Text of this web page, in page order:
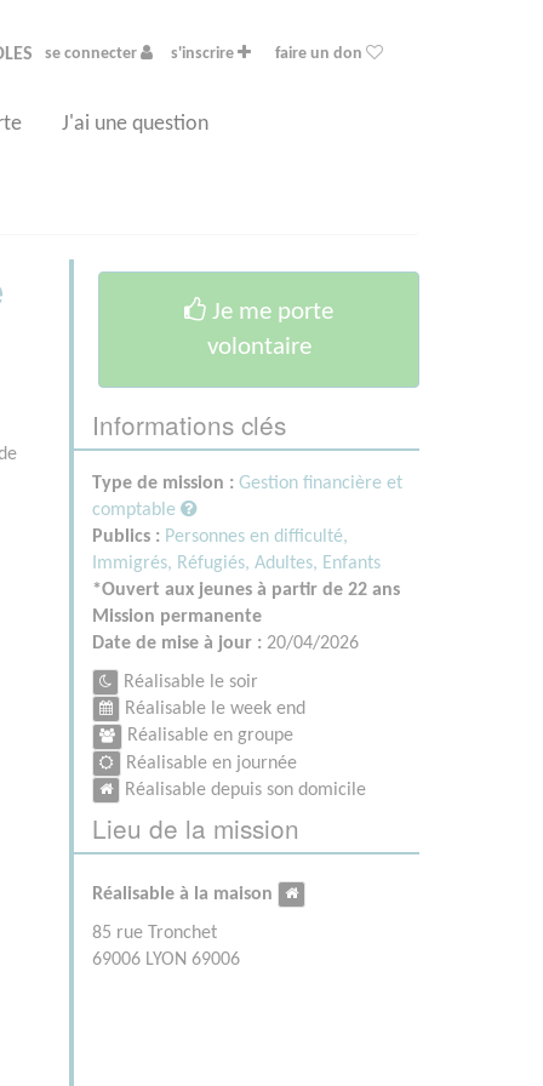
se connecter s'inscrire faire un don
J'ai une question
Je me porte
volontaire
Informations clés
Type de mission : Gestion financière et
comptable
Publics : Personnes en difficulté,
Immigrés, Réfugiés, Adultes, Enfants
*Ouvert aux jeunes à partir de 22 ans
Mission permanente
Date de mise à jour : 20/04/2026
Réalisable le soir
Réalisable le week end
Réalisable en groupe
Réalisable en journée
Réalisable depuis son domicile
Lieu de la mission
Réalisable à la maison
85 rue Tronchet
69006 LYON 69006